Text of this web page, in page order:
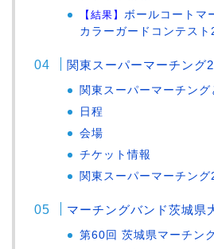
【結果】 ボールコートマ
カラーガードコンテス
関東スーパーマーチング
関東スーパーマーチング
日程
会場
チケット情報
関東スーパーマーチン
マーチングバンド茨城県
第60回 茨城県マーチン